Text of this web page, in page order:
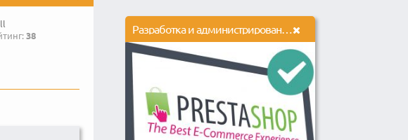
38 Разработка и администрирование онлайн магазина на Prestashop